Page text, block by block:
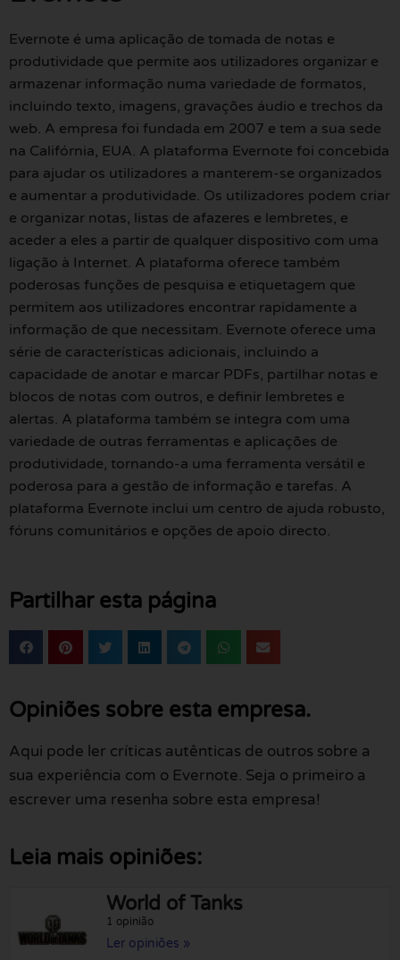
Evernote é uma aplicação de tomada de notas e
produtividade que permite aos utilizadores organizar e
armazenar informação numa variedade de formatos,
incluindo texto, imagens, gravações áudio e trechos da
web. A empresa foi fundada em 2007 e tem a sua sede
na Califórnia, EUA. A plataforma Evernote foi concebida
para ajudar os utilizadores a manterem-se organizados
e aumentar a produtividade. Os utilizadores podem criar
e organizar notas, listas de afazeres e lembretes, e
aceder a eles a partir de qualquer dispositivo com uma
ligação à Internet. A plataforma oferece também
poderosas funções de pesquisa e etiquetagem que
permitem aos utilizadores encontrar rapidamente a
informação de que necessitam. Evernote oferece uma
série de características adicionais, incluindo a
capacidade de anotar e marcar PDFs, partilhar notas e
blocos de notas com outros, e definir lembretes e
alertas. A plataforma também se integra com uma
variedade de outras ferramentas e aplicações de
produtividade, tornando-a uma ferramenta versátil e
poderosa para a gestão de informação e tarefas. A
plataforma Evernote inclui um centro de ajuda robusto,
fóruns comunitários e opções de apoio directo.
Partilhar esta página
Opiniões sobre esta empresa.
Aqui pode ler críticas autênticas de outros sobre a
sua experiência com o Evernote. Seja o primeiro a
escrever uma resenha sobre esta empresa!
Leia mais opiniões:
World of Tanks
1 opinião
Ler opiniões »